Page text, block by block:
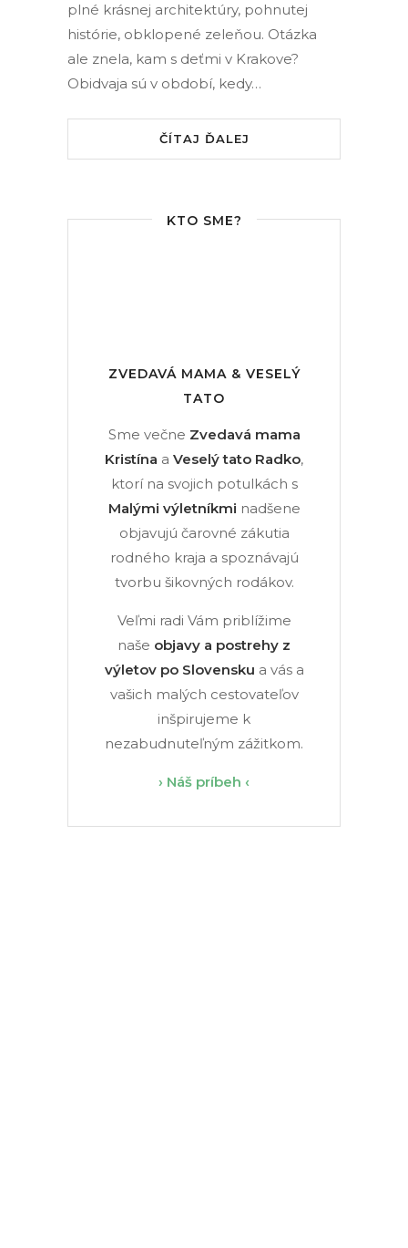
plné krásnej architektúry, pohnutej
histórie, obklopené zeleňou. Otázka
ale znela, kam s deťmi v Krakove?
Obidvaja sú v období, kedy…
ČÍTAJ ĎALEJ
KTO SME?
ZVEDAVÁ MAMA & VESELÝ
TATO
Sme večne Zvedavá mama
Kristína a Veselý tato Radko,
ktorí na svojich potulkách s
Malými výletníkmi nadšene
objavujú čarovné zákutia
rodného kraja a spoznávajú
tvorbu šikovných rodákov.
Veľmi radi Vám priblížime
naše objavy a postrehy z
výletov po Slovensku a vás a
vašich malých cestovateľov
inšpirujeme k
nezabudnuteľným zážitkom.
› Náš príbeh ‹